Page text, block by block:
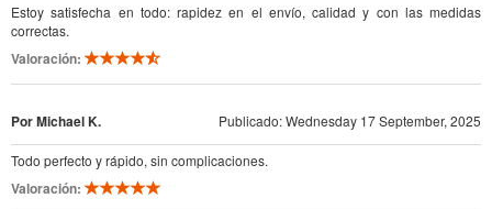
Estoy satisfecha en todo: rapidez en el envío, calidad y con las medidas
correctas.
Valoración:
Por Michael K. Publicado: Wednesday 17 September, 2025
Todo perfecto y rápido, sin complicaciones.
Valoración: